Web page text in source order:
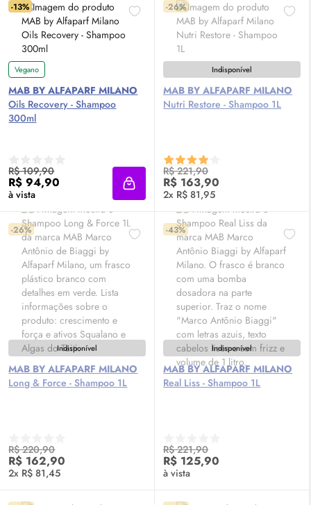
-13%
Vegano
MAB BY ALFAPARF MILANO
Oils Recovery - Shampoo
300ml
R$ 109,90
R$ 94,90
à vista Adicionar à sacola
-26%
Indisponível
MAB BY ALFAPARF MILANO
Nutri Restore - Shampoo 1L
R$ 221,90
R$ 163,90
2x R$ 81,95
-26%
Indisponível
MAB BY ALFAPARF MILANO
Long & Force - Shampoo 1L
R$ 220,90
R$ 162,90
2x R$ 81,45
-43%
Indisponível
MAB BY ALFAPARF MILANO
Real Liss - Shampoo 1L
R$ 221,90
R$ 125,90
à vista